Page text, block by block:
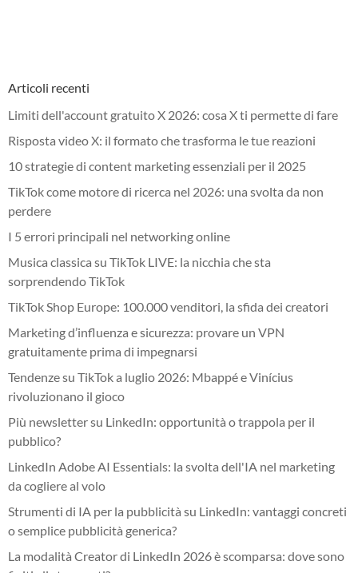
Articoli recenti
Limiti dell'account gratuito X 2026: cosa X ti permette di fare
Risposta video X: il formato che trasforma le tue reazioni
10 strategie di content marketing essenziali per il 2025
TikTok come motore di ricerca nel 2026: una svolta da non
perdere
I 5 errori principali nel networking online
Musica classica su TikTok LIVE: la nicchia che sta
sorprendendo TikTok
TikTok Shop Europe: 100.000 venditori, la sfida dei creatori
Marketing d’influenza e sicurezza: provare un VPN
gratuitamente prima di impegnarsi
Tendenze su TikTok a luglio 2026: Mbappé e Vinícius
rivoluzionano il gioco
Più newsletter su LinkedIn: opportunità o trappola per il
pubblico?
LinkedIn Adobe AI Essentials: la svolta dell'IA nel marketing
da cogliere al volo
Strumenti di IA per la pubblicità su LinkedIn: vantaggi concreti
o semplice pubblicità generica?
La modalità Creator di LinkedIn 2026 è scomparsa: dove sono